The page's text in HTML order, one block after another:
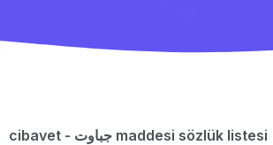
cibavet - جباوت maddesi sözlük listesi